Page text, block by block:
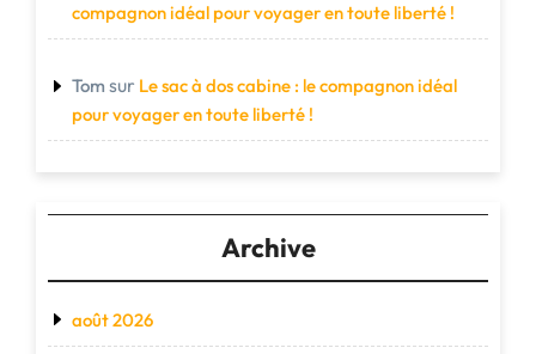
compagnon idéal pour voyager en toute liberté !
Tom sur Le sac à dos cabine : le compagnon idéal
pour voyager en toute liberté !
Archive
août 2026